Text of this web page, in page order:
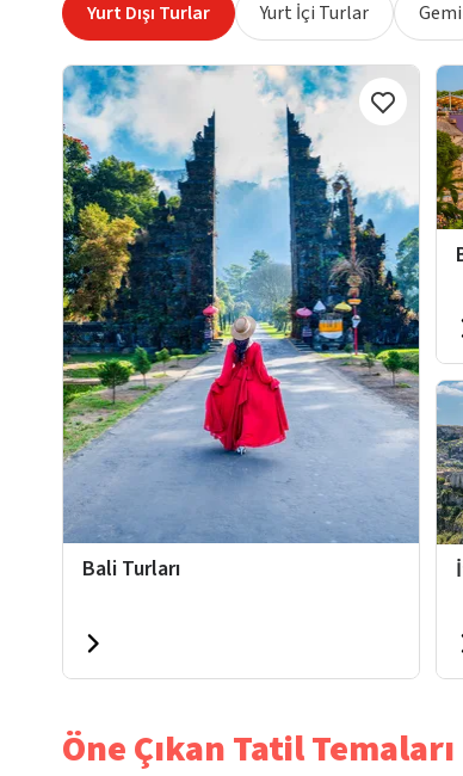
Yurt Dışı Turlar Yurt İçi Turlar Gemi
Bali Turları
Öne Çıkan Tatil Temaları